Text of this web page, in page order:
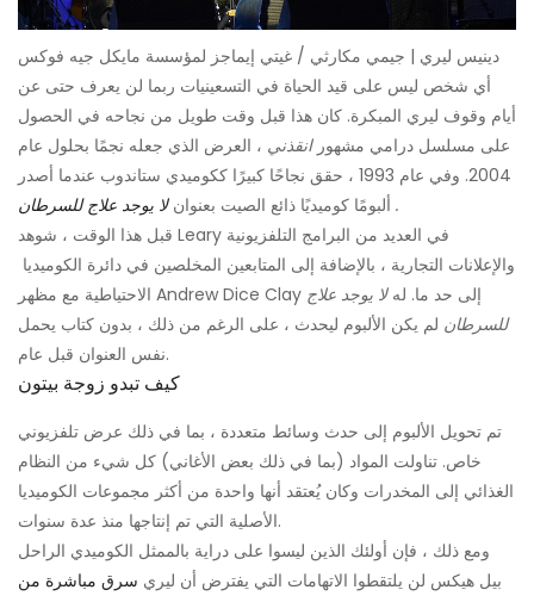
دينيس ليري | جيمي مكارثي / غيتي إيماجز لمؤسسة مايكل جيه فوكس
أي شخص ليس على قيد الحياة في التسعينيات ربما لن يعرف حتى عن
أيام وقوف ليري المبكرة. كان هذا قبل وقت طويل من نجاحه في الحصول
على مسلسل درامي مشهورانقذني ، العرض الذي جعله نجمًا بحلول عام
2004. وفي عام 1993 ، حقق نجاحًا كبيرًا ككوميدي ستاندوب عندما أصدر
ألبومًا كوميديًا ذائع الصيت بعنوانلا يوجد علاج للسرطان
.
قبل هذا الوقت ، شوهد Leary في العديد من البرامج التلفزيونية
والإعلانات التجارية ، بالإضافة إلى المتابعين المخلصين في دائرة الكوميديا ​​
الاحتياطية مع مظهر Andrew Dice Clay إلى حد ما. لهلا يوجد علاج
للسرطان لم يكن الألبوم ليحدث ، على الرغم من ذلك ، بدون كتاب يحمل
نفس العنوان قبل عام.
كيف تبدو زوجة بيتون
تم تحويل الألبوم إلى حدث وسائط متعددة ، بما في ذلك عرض تلفزيوني
خاص. تناولت المواد (بما في ذلك بعض الأغاني) كل شيء من النظام
الغذائي إلى المخدرات وكان يُعتقد أنها واحدة من أكثر مجموعات الكوميديا
​​الأصلية التي تم إنتاجها منذ عدة سنوات.
ومع ذلك ، فإن أولئك الذين ليسوا على دراية بالممثل الكوميدي الراحل
بيل هيكس لن يلتقطوا الاتهامات التي يفترض أن ليري سرق مباشرة من